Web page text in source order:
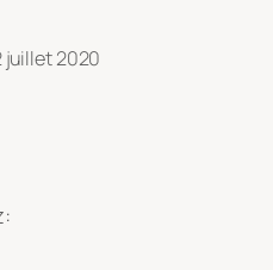
juillet 2020